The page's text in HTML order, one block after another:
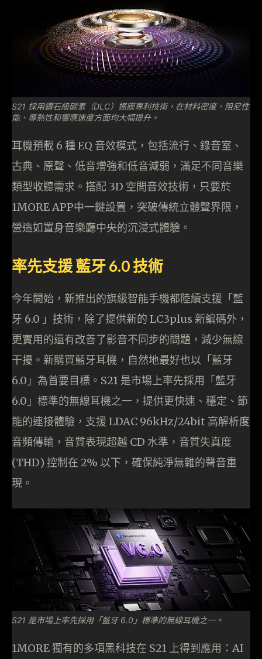
S21 採用鑽石級碳素（DLC）振膜專利技術，在材料密度、阻尼性
能、導熱性和響應速度方面均大幅提升。
耳機預載 6 種 EQ 音效模式，包括流行、錄音室、
古典、原聲、低音增強和低音減弱，滿足不同音樂
類型收聽需求。搭配 3D 空間音效技術，只要於
1MORE APP中一鍵設置，突破傳統立體聲界限，
營造如置身音樂廳中央的沉浸式體驗。
率先支援 藍牙 6.0 技術
今年開始，新推出的旗級智能手機都陸續支援「藍
牙 6.0 」技術，除了提供新的 LC3plus 新編碼外，
更實用的還有改善了影音不同步的問題，減少無線
干擾。新購買藍牙耳機，自然地最好也以「藍牙
6.0」為首要目標。S21 是市場上率先採用「藍牙
6.0」標準的無線耳機之一，提供更快速、穩定、節
能的連接體驗，支援 LDAC 96kHz/24bit 高解析度
音頻傳輸，音質表現超越 CD 水準，音質失真度
(THD) 控制在 2% 以下，確保純淨無雜的聲音重
現。
S21 是市場上率先採用「藍牙 6.0」標準的無線耳機之一。
1MORE 獨有的多項黑科技在 S21 上得到應用：AI